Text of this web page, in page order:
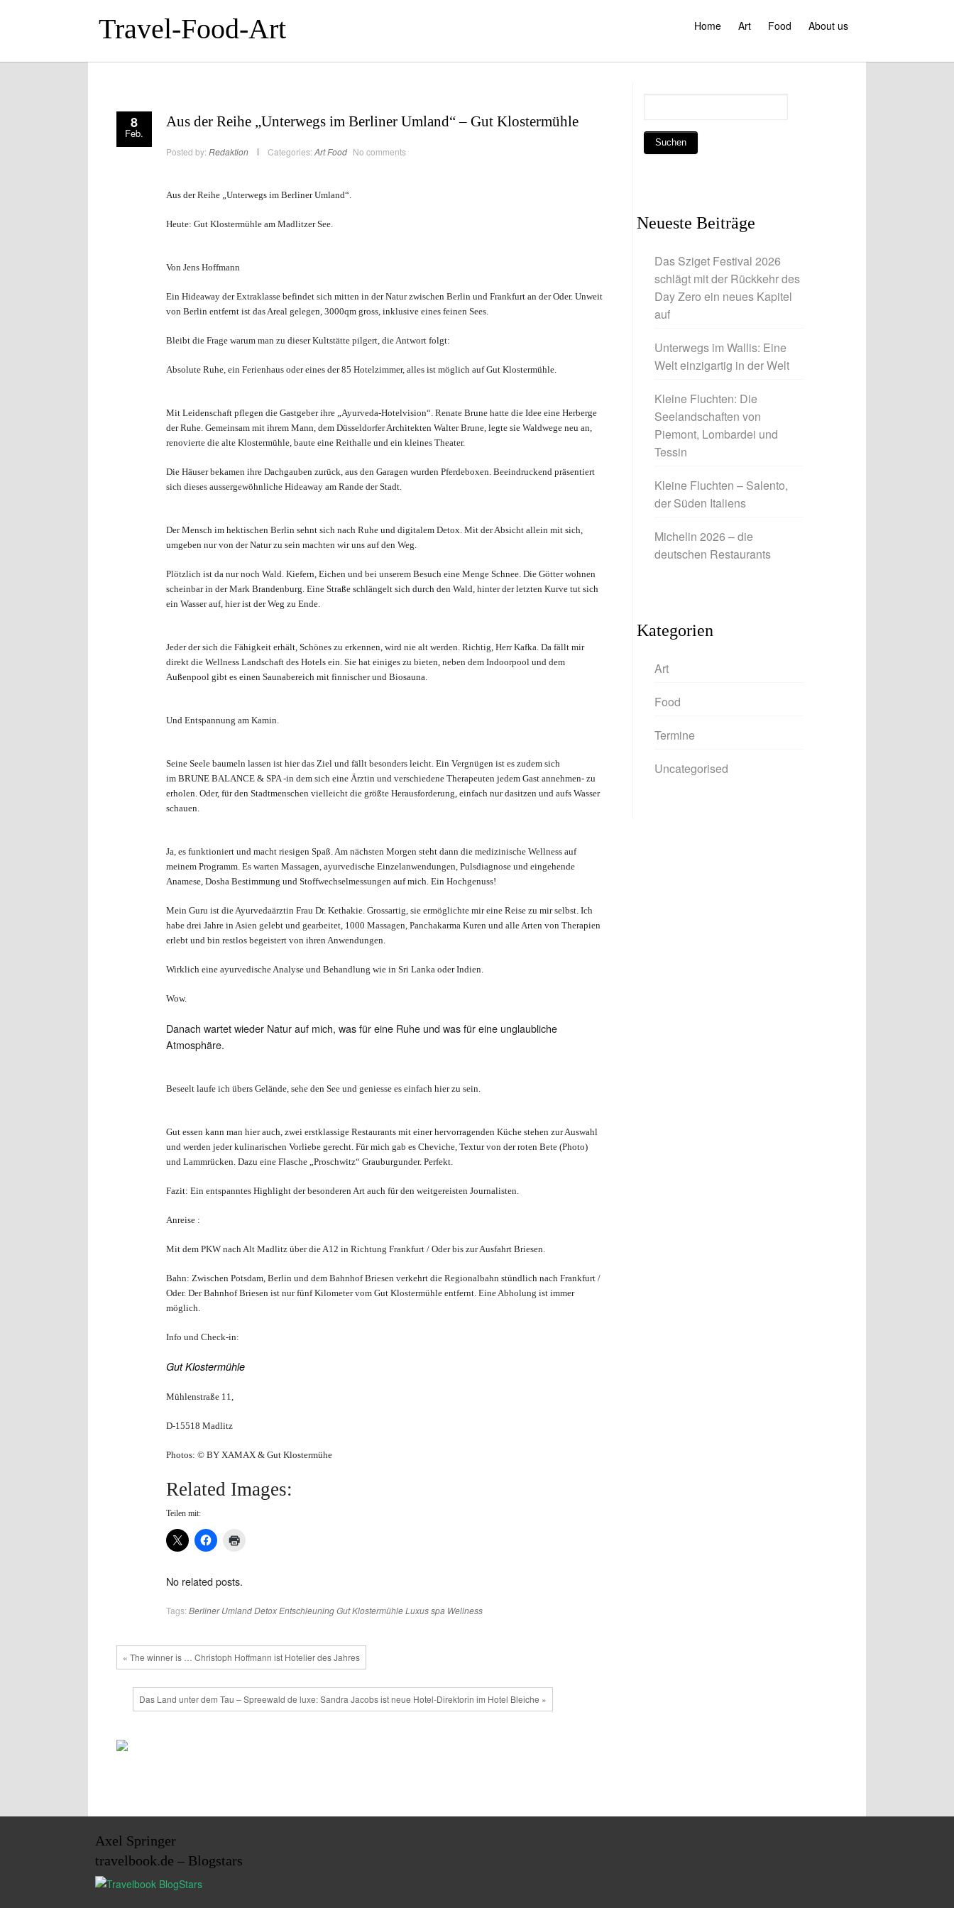
Travel-Food-Art Home Art Food About us
8
Feb.
Aus der Reihe „Unterwegs im Berliner Umland“ – Gut Klostermühle
Posted by: Redaktion Categories: ArtFood No comments
Aus der Reihe „Unterwegs im Berliner Umland“.
Heute: Gut Klostermühle am Madlitzer See.
Von Jens Hoffmann
Ein Hideaway der Extraklasse befindet sich mitten in der Natur zwischen Berlin und Frankfurt an der Oder. Unweit
von Berlin entfernt ist das Areal gelegen, 3000qm gross, inklusive eines feinen Sees.
Bleibt die Frage warum man zu dieser Kultstätte pilgert, die Antwort folgt:
Absolute Ruhe, ein Ferienhaus oder eines der 85 Hotelzimmer, alles ist möglich auf Gut Klostermühle.
Mit Leidenschaft pflegen die Gastgeber ihre „Ayurveda-Hotelvision“. Renate Brune hatte die Idee eine Herberge
der Ruhe. Gemeinsam mit ihrem Mann, dem Düsseldorfer Architekten Walter Brune, legte sie Waldwege neu an,
renovierte die alte Klostermühle, baute eine Reithalle und ein kleines Theater.
Die Häuser bekamen ihre Dachgauben zurück, aus den Garagen wurden Pferdeboxen. Beeindruckend präsentiert
sich dieses aussergewöhnliche Hideaway am Rande der Stadt.
Der Mensch im hektischen Berlin sehnt sich nach Ruhe und digitalem Detox. Mit der Absicht allein mit sich,
umgeben nur von der Natur zu sein machten wir uns auf den Weg.
Plötzlich ist da nur noch Wald. Kiefern, Eichen und bei unserem Besuch eine Menge Schnee. Die Götter wohnen
scheinbar in der Mark Brandenburg. Eine Straße schlängelt sich durch den Wald, hinter der letzten Kurve tut sich
ein Wasser auf, hier ist der Weg zu Ende.
Jeder der sich die Fähigkeit erhält, Schönes zu erkennen, wird nie alt werden. Richtig, Herr Kafka. Da fällt mir
direkt die Wellness Landschaft des Hotels ein. Sie hat einiges zu bieten, neben dem Indoorpool und dem
Außenpool gibt es einen Saunabereich mit finnischer und Biosauna.
Und Entspannung am Kamin.
Seine Seele baumeln lassen ist hier das Ziel und fällt besonders leicht. Ein Vergnügen ist es zudem sich
im BRUNE BALANCE & SPA -in dem sich eine Ärztin und verschiedene Therapeuten jedem Gast annehmen- zu
erholen. Oder, für den Stadtmenschen vielleicht die größte Herausforderung, einfach nur dasitzen und aufs Wasser
schauen.
Ja, es funktioniert und macht riesigen Spaß. Am nächsten Morgen steht dann die medizinische Wellness auf
meinem Programm. Es warten Massagen, ayurvedische Einzelanwendungen, Pulsdiagnose und eingehende
Anamese, Dosha Bestimmung und Stoffwechselmessungen auf mich. Ein Hochgenuss!
Mein Guru ist die Ayurvedaärztin Frau Dr. Kethakie. Grossartig, sie ermöglichte mir eine Reise zu mir selbst. Ich
habe drei Jahre in Asien gelebt und gearbeitet, 1000 Massagen, Panchakarma Kuren und alle Arten von Therapien
erlebt und bin restlos begeistert von ihren Anwendungen.
Wirklich eine ayurvedische Analyse und Behandlung wie in Sri Lanka oder Indien.
Wow.
Danach wartet wieder Natur auf mich, was für eine Ruhe und was für eine unglaubliche
Atmosphäre.
Beseelt laufe ich übers Gelände, sehe den See und geniesse es einfach hier zu sein.
Gut essen kann man hier auch, zwei erstklassige Restaurants mit einer hervorragenden Küche stehen zur Auswahl
und werden jeder kulinarischen Vorliebe gerecht. Für mich gab es Cheviche, Textur von der roten Bete (Photo)
und Lammrücken. Dazu eine Flasche „Proschwitz“ Grauburgunder. Perfekt.
Fazit: Ein entspanntes Highlight der besonderen Art auch für den weitgereisten Journalisten.
Anreise :
Mit dem PKW nach Alt Madlitz über die A12 in Richtung Frankfurt / Oder bis zur Ausfahrt Briesen.
Bahn: Zwischen Potsdam, Berlin und dem Bahnhof Briesen verkehrt die Regionalbahn stündlich nach Frankfurt /
Oder. Der Bahnhof Briesen ist nur fünf Kilometer vom Gut Klostermühle entfernt. Eine Abholung ist immer
möglich.
Info und Check-in:
Gut Klostermühle
Mühlenstraße 11,
D-15518 Madlitz
Photos: © BY XAMAX & Gut Klostermühe
Related Images:
Teilen mit:
No related posts.
Tags: Berliner UmlandDetoxEntschleuningGut KlostermühleLuxusspa Wellness
« The winner is … Christoph Hoffmann ist Hotelier des Jahres
Das Land unter dem Tau – Spreewald de luxe: Sandra Jacobs ist neue Hotel-Direktorin im Hotel Bleiche »
Neueste Beiträge
Das Sziget Festival 2026
schlägt mit der Rückkehr des
Day Zero ein neues Kapitel
auf
Unterwegs im Wallis: Eine
Welt einzigartig in der Welt
Kleine Fluchten: Die
Seelandschaften von
Piemont, Lombardei und
Tessin
Kleine Fluchten – Salento,
der Süden Italiens
Michelin 2026 – die
deutschen Restaurants
Kategorien
Art
Food
Termine
Uncategorised
Axel Springer
travelbook.de – Blogstars